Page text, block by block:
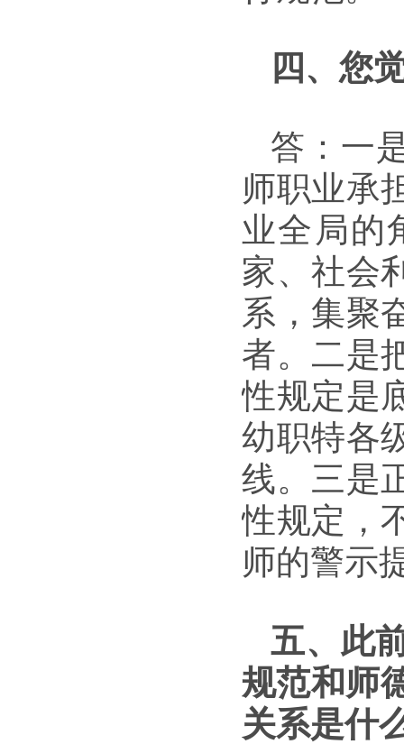
四、您
答：一
师职业承
业全局的
家、社会
系，集聚
者。二是
性规定是
幼职特各
线。三是
性规定，
师的警示
五、此
规范和师
关系是什